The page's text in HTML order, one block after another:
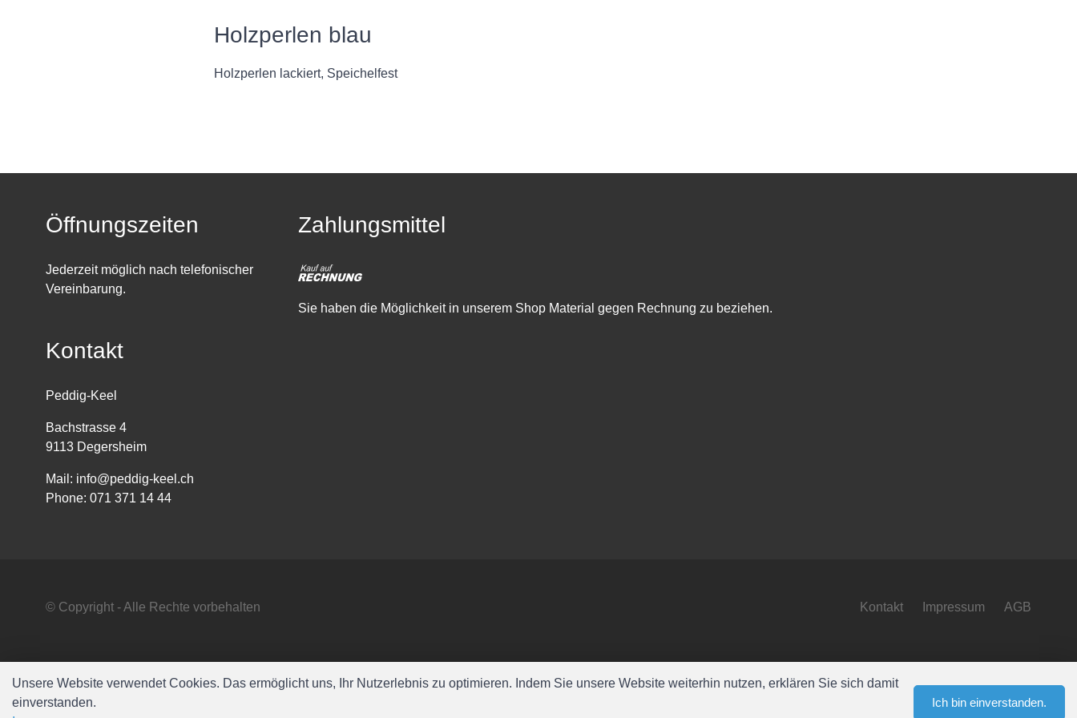
Holzperlen blau
Holzperlen lackiert, Speichelfest
Öffnungszeiten
Jederzeit möglich nach telefonischer
Vereinbarung.
Kontakt
Peddig-Keel
Bachstrasse 4
9113 Degersheim
Mail: info@peddig-keel.ch
Phone: 071 371 14 44
Zahlungsmittel
Sie haben die Möglichkeit in unserem Shop Material gegen Rechnung zu beziehen.
© Copyright - Alle Rechte vorbehalten Kontakt Impressum AGB
Unsere Website verwendet Cookies. Das ermöglicht uns, Ihr Nutzerlebnis zu optimieren. Indem Sie unsere Website weiterhin nutzen, erklären Sie sich damit
einverstanden.
Ich bin einverstanden.